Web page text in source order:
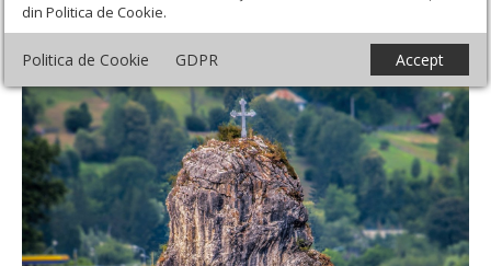
din Politica de Cookie.
Politica de Cookie GDPR Accept